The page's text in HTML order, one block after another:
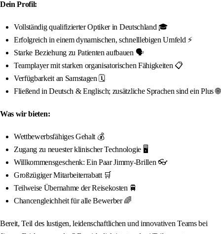
Dein Profil:
Vollständig qualifizierter Optiker in Deutschland 🎓
Erfolgreich in einem dynamischen, schnelllebigen Umfeld ⚡
Starke Beziehung zu Patienten aufbauen 🗣️
Teamplayer mit starken organisatorischen Fähigkeiten 📋
Verfügbarkeit an Samstagen 🗓️
Fließend in Deutsch & Englisch; zusätzliche Sprachen sind ein Plus 🌐
Was wir bieten:
Wettbewerbsfähiges Gehalt 💰
Zugang zu neuester klinischer Technologie 🖥️
Willkommensgeschenk: Ein Paar Jimmy-Brillen 👓
Großzügiger Mitarbeiterrabatt 🛒
Teilweise Übernahme der Reisekosten 🚆
Chancengleichheit für alle Bewerber 🌈
Bereit, Teil des lustigen, leidenschaftlichen und innovativen Teams bei